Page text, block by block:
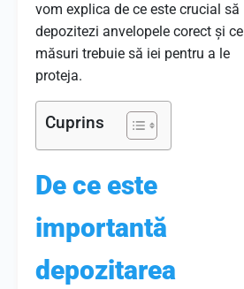
vom explica de ce este crucial să
depozitezi anvelopele corect și ce
măsuri trebuie să iei pentru a le
proteja.
Cuprins
De ce este
importantă
depozitarea